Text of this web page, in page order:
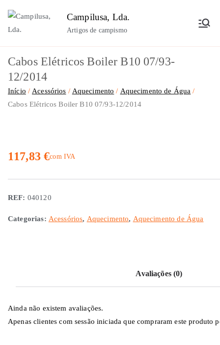
para
conteúdo
Campilusa, Lda.
Artigos de campismo
Cabos Elétricos Boiler B10 07/93-
12/2014
Início Acessórios Aquecimento
Aquecimento de Água
Cabos Elétricos Boiler B10 07/93-12/2014
117,83€com IVA
REF: 040120
Categorias: Acessórios, Aquecimento, Aquecimento de Água
Avaliações (0)
Ainda não existem avaliações.
Apenas clientes com sessão iniciada que compraram este produto